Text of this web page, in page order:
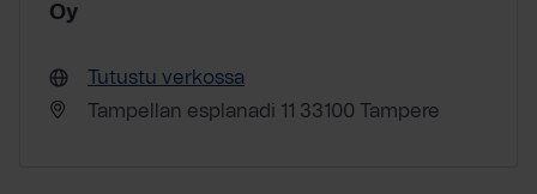
Oy
Tutustu verkossa
Tampellan esplanadi 11 33100 Tampere